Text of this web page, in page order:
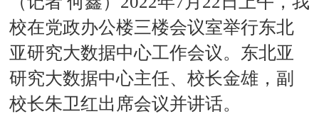
校在党政办公楼三楼会议室举行东北
亚研究大数据中心工作会议。东北亚
研究大数据中心主任、校长金雄，副
校长朱卫红出席会议并讲话。